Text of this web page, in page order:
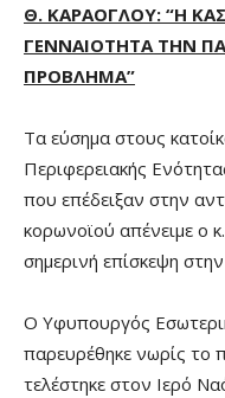
Θ. ΚΑΡΑΟΓΛΟΥ: “Η
ΓΕΝΝΑΙΟΤΗΤΑ ΤΗΝ
ΠΡΟΒΛΗΜΑ”
Τα εύσημα στους
Περιφερειακής
που επέδειξαν στην
κορωνοϊού απένειμε ο
σημερινή επίσκεψη
Ο Υφυπουργός
παρευρέθηκε νωρίς το
τελέστηκε στον Ιερό